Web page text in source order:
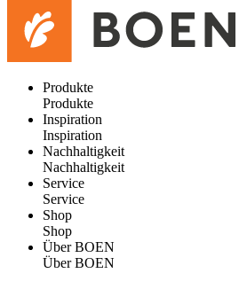
Produkte
Produkte
Inspiration
Inspiration
Nachhaltigkeit
Nachhaltigkeit
Service
Service
Shop
Shop
Über BOEN
Über BOEN